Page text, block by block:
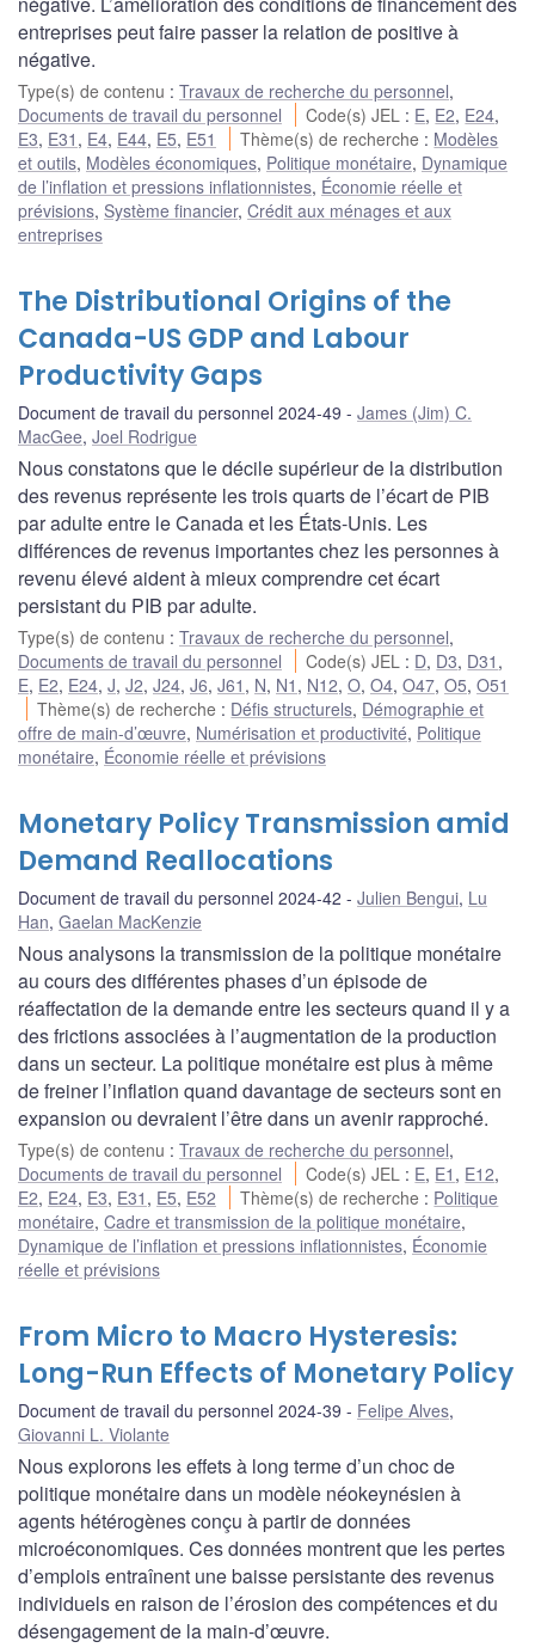
entreprises peut faire passer la relation de positive à
négative.
Type(s) de contenu : Travaux de recherche du personnel,
Documents de travail du personnel
Code(s) JEL : E, E2, E24,
E3, E31 , E4, E44, E5, E51 Thème(s) de recherche : Modèles
et outils, Modèles économiques, Politique monétaire, Dynamique
de l’inflation et pressions inflationnistes, Économie réelle et
prévisions, Système financier, Crédit aux ménages et aux
entreprises
The Distributional Origins of the
Canada-US GDP and Labour
Productivity Gaps
Document de travail du personnel 2024-49
James (Jim) C.
MacGee, Joel Rodrigue
Nous constatons que le décile supérieur de la distribution
des revenus représente les trois quarts de l’écart de PIB
par adulte entre le Canada et les États-Unis. Les
différences de revenus importantes chez les personnes à
revenu élevé aident à mieux comprendre cet écart
persistant du PIB par adulte.
Type(s) de contenu : Travaux de recherche du personnel,
Documents de travail du personnel
Code(s) JEL : D, D3, D31 ,
E, E2, E24, J, J2, J24, J6, J61 , N, N1 , N12, O, O4, O47, O5, O51
Thème(s) de recherche : Défis structurels, Démographie et
offre de main-d’œuvre, Numérisation et productivité, Politique
monétaire, Économie réelle et prévisions
Monetary Policy Transmission amid
Demand Reallocations
Document de travail du personnel 2024-42 Julien Bengui, Lu
Han, Gaelan MacKenzie
Nous analysons la transmission de la politique monétaire
au cours des différentes phases d’un épisode de
réaffectation de la demande entre les secteurs quand il y a
des frictions associées à l’augmentation de la production
dans un secteur. La politique monétaire est plus à même
de freiner l’inflation quand davantage de secteurs sont en
expansion ou devraient l’être dans un avenir rapproché.
Type(s) de contenu : Travaux de recherche du personnel,
Documents de travail du personnel
Code(s) JEL : E, E1 , E12,
E2, E24, E3, E31 , E5, E52 Thème(s) de recherche : Politique
monétaire, Cadre et transmission de la politique monétaire,
Dynamique de l’inflation et pressions inflationnistes, Économie
réelle et prévisions
From Micro to Macro Hysteresis:
Long-Run Effects of Monetary Policy
Document de travail du personnel 2024-39 Felipe Alves,
Giovanni L. Violante
Nous explorons les effets à long terme d’un choc de
politique monétaire dans un modèle néokeynésien à
agents hétérogènes conçu à partir de données
microéconomiques. Ces données montrent que les pertes
d’emplois entraînent une baisse persistante des revenus
individuels en raison de l’érosion des compétences et du
désengagement de la main-d’œuvre.